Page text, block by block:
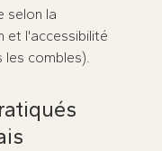
selon la
et l'accessibilité
les combles).